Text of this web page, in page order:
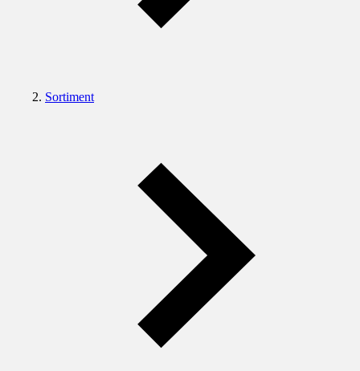
Sortiment